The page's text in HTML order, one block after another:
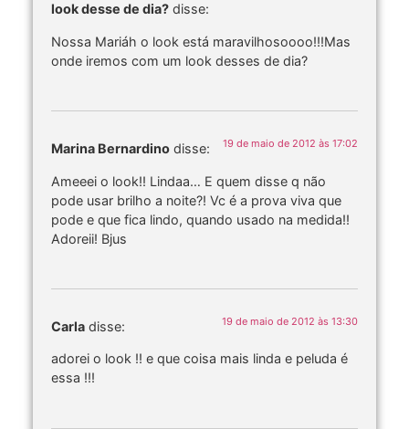
look desse de dia? disse:
Nossa Mariáh o look está maravilhosoooo!!!Mas
onde iremos com um look desses de dia?
Marina Bernardino disse: 19 de maio de 2012 às 17:02
Ameeei o look!! Lindaa… E quem disse q não
pode usar brilho a noite?! Vc é a prova viva que
pode e que fica lindo, quando usado na medida!!
Adoreii! Bjus
Carla disse: 19 de maio de 2012 às 13:30
adorei o look !! e que coisa mais linda e peluda é
essa !!!